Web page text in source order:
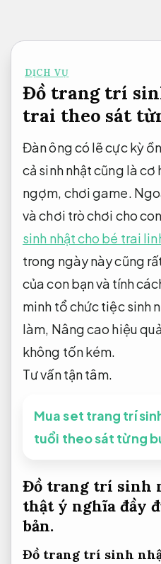
nội
dungDỊCH VỤ
Đồ trang trí
trai theo sát
Đàn ông có lẽ cực kỳ
cả sinh nhật cũng là
ngợm, chơi game.
và chơi trò chơi cho
sinh nhật cho bé trai
trong ngày này cũng
của con bạn và tính
minh tổ chức tiệc sinh
làm, Nâng cao hiệu
không tốn kém.
Tư vấn tận tâm.
Mua set trang trí
tuổi theo sát từng
Đồ trang trí sinh
thật ý nghĩa đầy
bản.
Đồ trang trí sinh